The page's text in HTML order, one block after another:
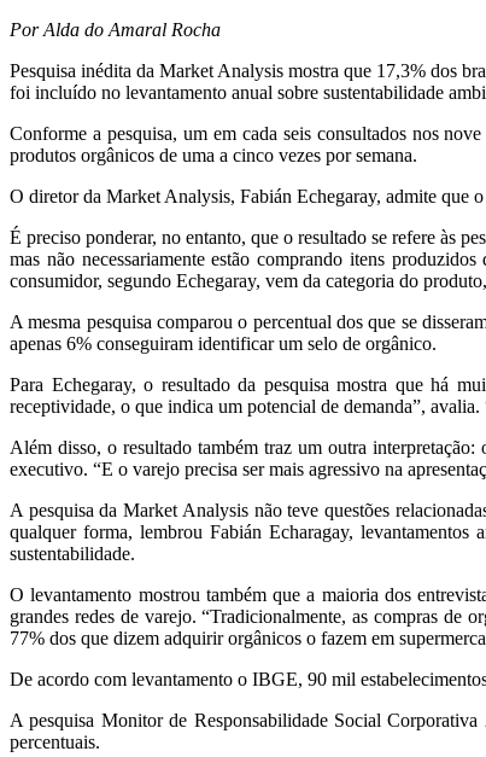
Por Alda do Amaral Rocha
Pesquisa inédita da Market Analysis mostra que 17,3% dos
foi incluído no levantamento anual sobre sustentabilidade
Conforme a pesquisa, um em cada seis consultados nos
produtos orgânicos de uma a cinco vezes por semana.
O diretor da Market Analysis, Fabián Echegaray, admite que
É preciso ponderar, no entanto, que o resultado se refere às
mas não necessariamente estão comprando itens
consumidor, segundo Echegaray, vem da categoria do
A mesma pesquisa comparou o percentual dos que se
apenas 6% conseguiram identificar um selo de orgânico.
Para Echegaray, o resultado da pesquisa mostra que há
receptividade, o que indica um potencial de demanda”,
Além disso, o resultado também traz um outra
executivo. “E o varejo precisa ser mais agressivo na
A pesquisa da Market Analysis não teve questões
qualquer forma, lembrou Fabián Echaragay,
sustentabilidade.
O levantamento mostrou também que a maioria dos
grandes redes de varejo. “Tradicionalmente, as compras de
77% dos que dizem adquirir orgânicos o fazem em
De acordo com levantamento o IBGE, 90 mil
A pesquisa Monitor de Responsabilidade Social
percentuais.